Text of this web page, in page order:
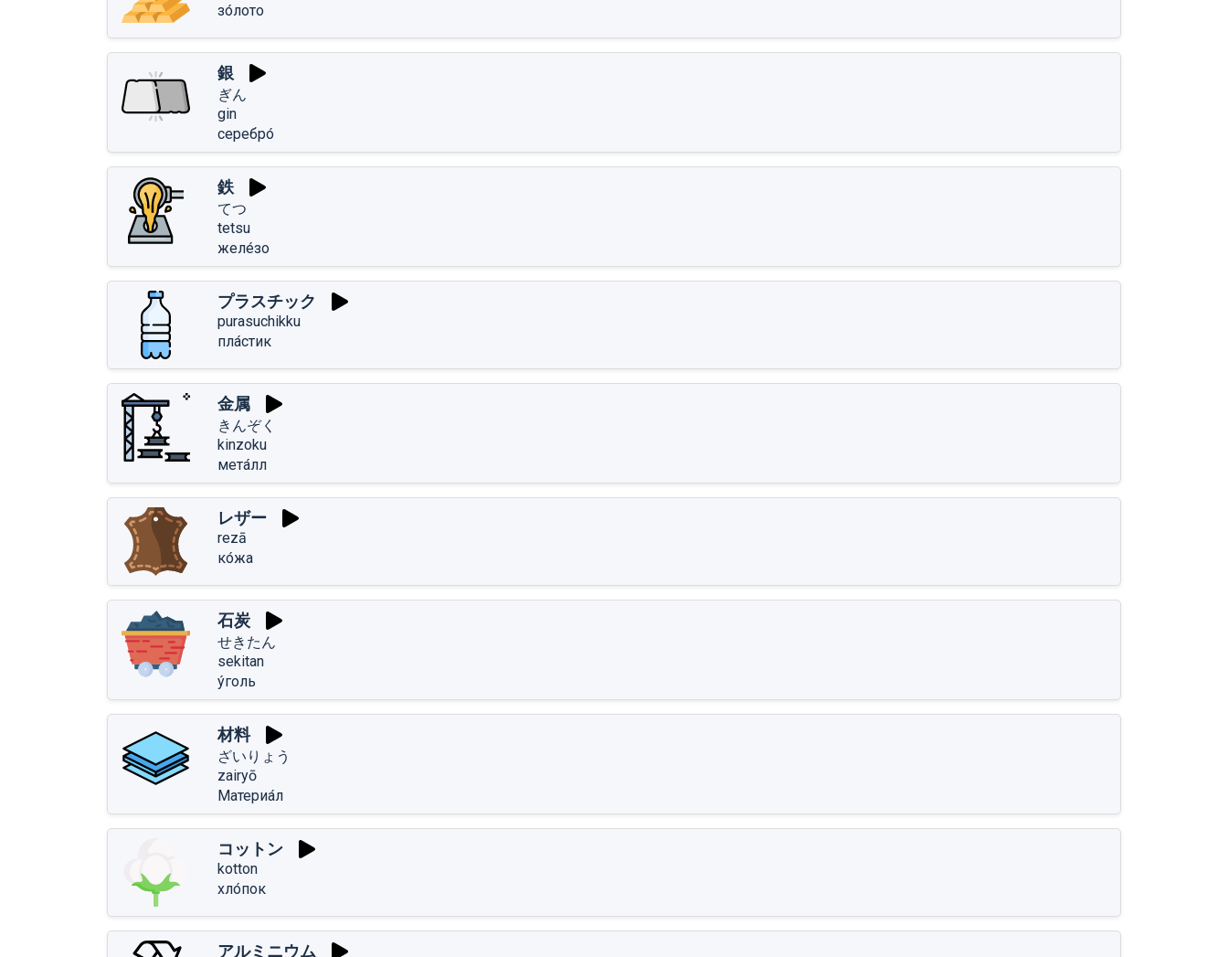
зо́лото
銀
ぎん
gin
серебро́
鉄
てつ
tetsu
желе́зо
プラスチック
purasuchikku
пла́стик
金属
きんぞく
kinzoku
мета́лл
レザー
rezā
ко́жа
石炭
せきたん
sekitan
у́голь
材料
ざいりょう
zairyō
Материа́л
コットン
kotton
хло́пок
アルミニウム